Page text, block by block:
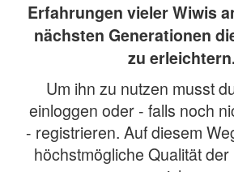
Erfahrungen vieler Wiwis
nächsten Generationen
zu
Um ihn zu nutzen musst
einloggen oder - falls noch
- registrieren. Auf diesem
höchstmögliche Qualität